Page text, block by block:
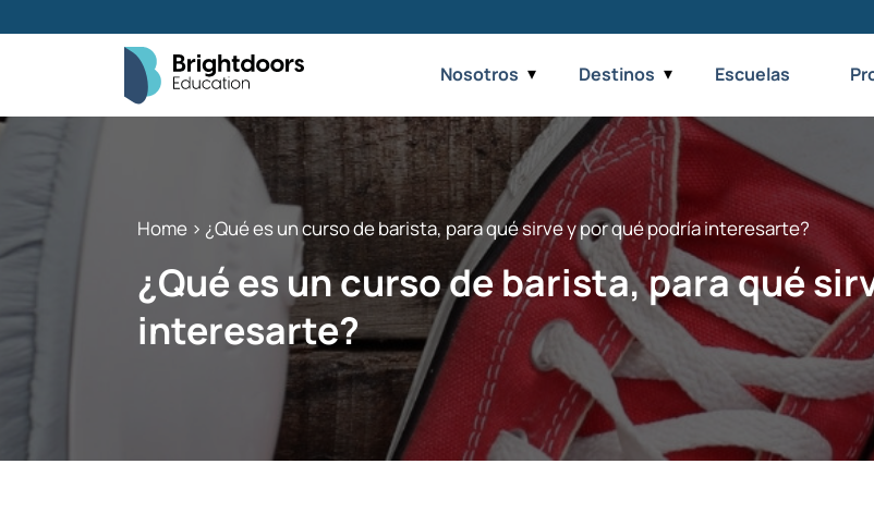
Nosotros Destinos Escuelas
Home > ¿Qué es un curso de barista, para qué sirve y por qué podría interesarte?
¿Qué es un curso de barista, para qué
interesarte?